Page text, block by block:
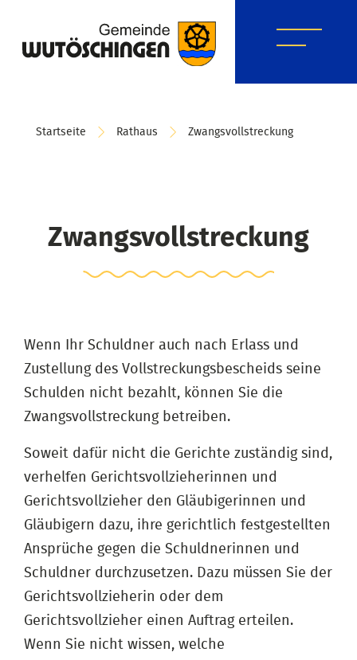
Startseite Rathaus Zwangsvollstreckung
Zwangsvollstreckung
Wenn Ihr Schuldner auch nach Erlass und
Zustellung des Vollstreckungsbescheids seine
Schulden nicht bezahlt, können Sie die
Zwangsvollstreckung betreiben.
Soweit dafür nicht die Gerichte zuständig sind,
verhelfen Gerichtsvollzieherinnen und
Gerichtsvollzieher den Gläubigerinnen und
Gläubigern dazu, ihre gerichtlich festgestellten
Ansprüche gegen die Schuldnerinnen und
Schuldner durchzusetzen. Dazu müssen Sie der
Gerichtsvollzieherin oder dem
Gerichtsvollzieher einen Auftrag erteilen.
Wenn Sie nicht wissen, welche